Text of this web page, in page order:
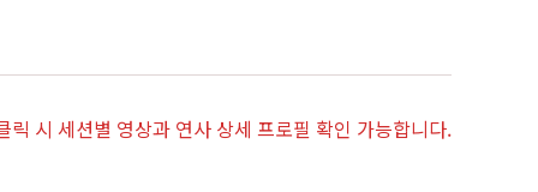
릭 시 세션별 영상과 연사 상세 프로필 확인 가능합니다.